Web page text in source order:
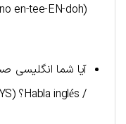
en-tee-EN-doh)
آیا شما انگلیسی
/ Habla inglés؟ (Ab-la in-GLAYS)